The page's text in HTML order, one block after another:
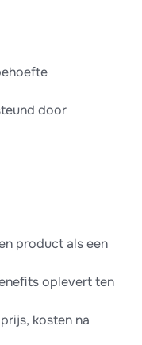
door
product als een
oplevert ten
kosten na